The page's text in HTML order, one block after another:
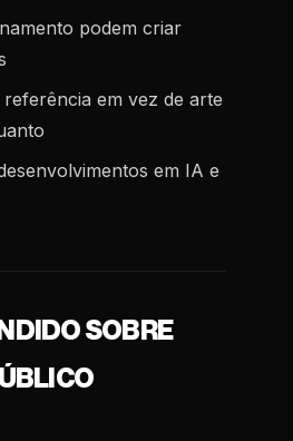
podem criar
em vez de arte
em IA e
SOBRE